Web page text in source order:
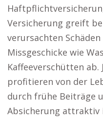
Versicherung greift
verursachten
Missgeschicke wie
Kaffeeverschütten ab.
profitieren von der
durch frühe Beiträge
Absicherung attraktiv